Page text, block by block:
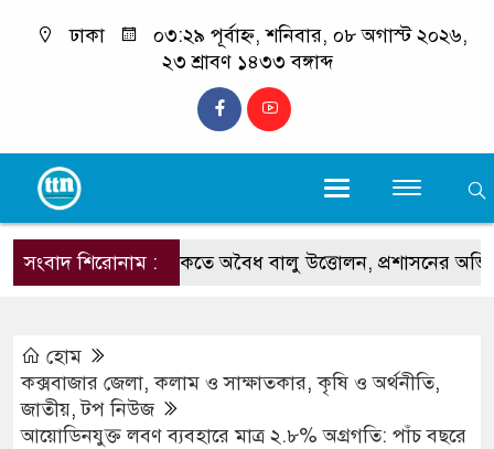
ঢাকা
০৩:২৯ পূর্বাহ্ন, শনিবার, ০৮ অগাস্ট ২০২৬,
২৩ শ্রাবণ ১৪৩৩ বঙ্গাব্দ
সংবাদ শিরোনাম :
কলাতলী সৈকতে অবৈধ বালু উত্তোলন, প্রশাসনের অভিযান
হোম
কক্সবাজার জেলা,কলাম ও সাক্ষাতকার,কৃষি ও অর্থনীতি,
জাতীয়,টপ নিউজ
আয়োডিনযুক্ত লবণ ব্যবহারে মাত্র ২.৮% অগ্রগতি: পাঁচ বছরে